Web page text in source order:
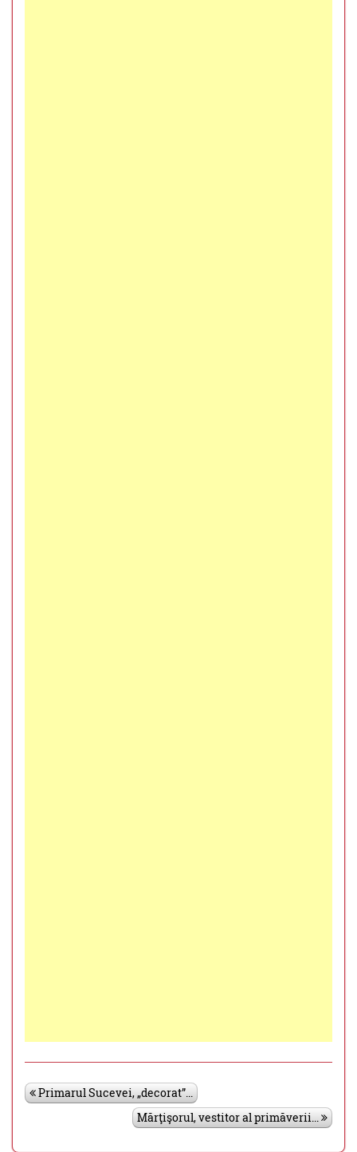
Primarul Sucevei, „decorat”...
Mărţişorul, vestitor al primăverii...